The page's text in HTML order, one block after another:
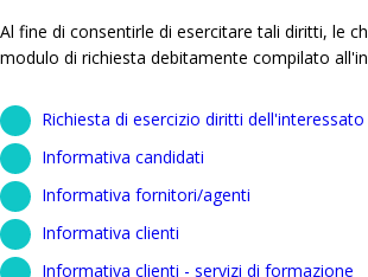
Al fine di consentirle di esercitare tali diritti, le
modulo di richiesta debitamente compilato
Richiesta di esercizio diritti dell'interessato
Informativa candidati
Informativa fornitori/agenti
Informativa clienti
Informativa clienti - servizi di formazione